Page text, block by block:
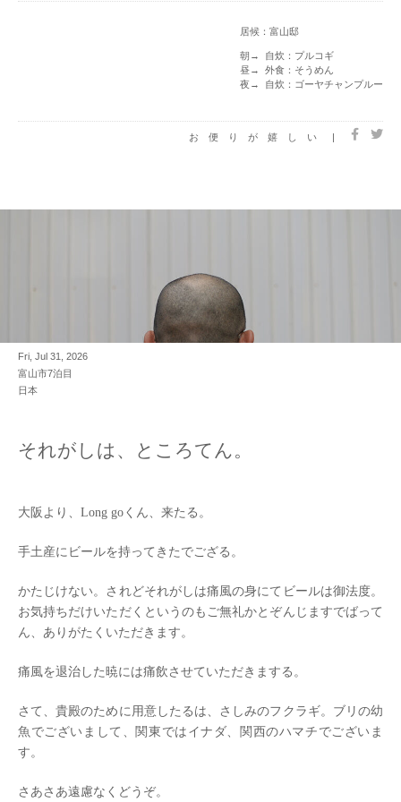
居候：富山邸
朝→ 自炊：プルコギ
昼→ 外食：そうめん
夜→ 自炊：ゴーヤチャンプルー
お便りが嬉しい |
Fri, Jul 31, 2026
富山市7泊目
日本
それがしは、ところてん。
大阪より、Long goくん、来たる。
手土産にビールを持ってきたでござる。
かたじけない。されどそれがしは痛風の身にてビールは御法度。
お気持ちだけいただくというのもご無礼かとぞんじますでばって
ん、ありがたくいただきます。
痛風を退治した暁には痛飲させていただきまする。
さて、貴殿のために用意したるは、さしみのフクラギ。ブリの幼
魚でございまして、関東ではイナダ、関西のハマチでございま
す。
さあさあ遠慮なくどうぞ。